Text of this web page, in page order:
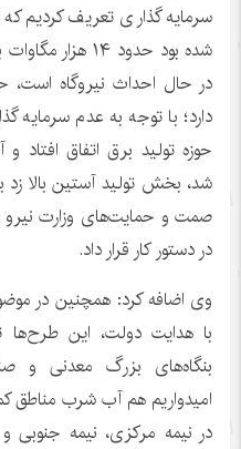
سرمایه گذاری تعریف کردیم
شده بود حدود
دارد؛ با توجه به عدم سرمایه
حوزه تولید برق اتفاق
شد، بخش تولید آستین بالا زد
صمت
در دستور کار قرار داد.
وی اضافه کرد: همچنین در
با هدایت دولت، این
بنگاه‌های بزرگ معدنی و
امیدواریم هم آب شرب مناطق
در نیمه مرکزی، نیمه